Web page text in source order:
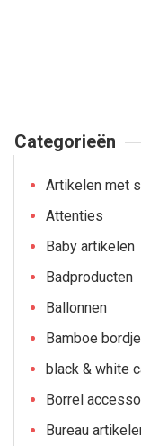
Categorieën
Artikelen met
Attenties
Baby artikelen
Badproducten
Ballonnen
Bamboe
black & white
Borrel
Bureau